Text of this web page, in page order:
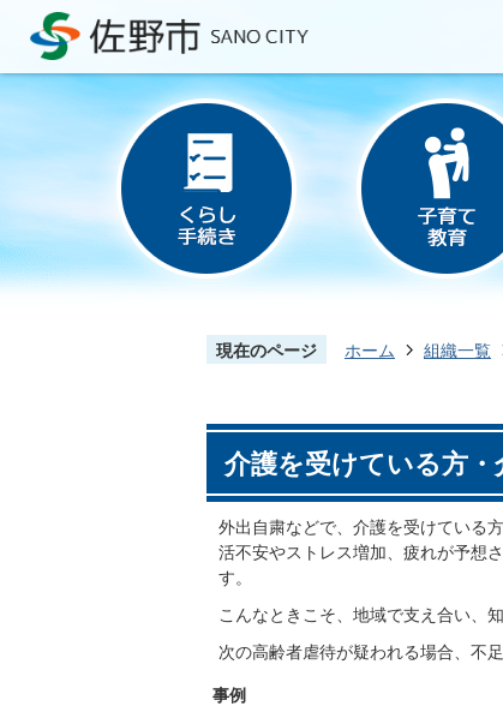
現在のページ ホーム 組織一覧
介護を受けている方
外出自粛などで、介護を受けている
活不安やストレス増加、疲れが予想
す。
こんなときこそ、地域で支え合い、
次の高齢者虐待が疑われる場合、不
事例